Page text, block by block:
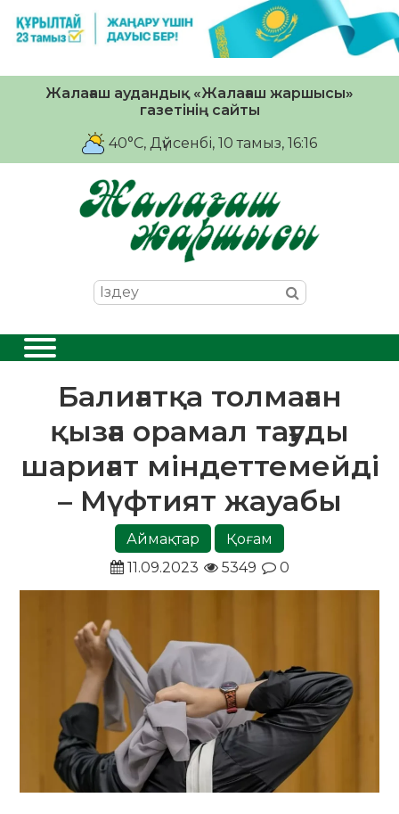
Жалағаш аудандық «Жалағаш жаршысы»
газетінің сайты
40°C, Дүйсенбі, 10 тамыз, 16:16
Балиғатқа толмаған
қызға орамал тағуды
шариғат міндеттемейді
– Мүфтият жауабы
Аймақтар
Қоғам
11.09.2023
5349 0